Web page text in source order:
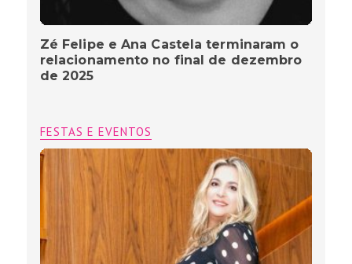
Zé Felipe e Ana Castela terminaram o
relacionamento no final de dezembro
de 2025
FESTAS E EVENTOS